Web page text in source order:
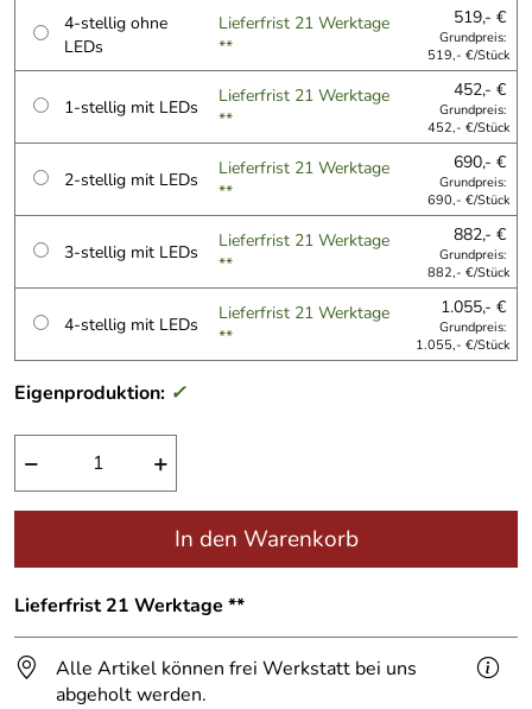
4-stellig ohne
LEDs
Lieferfrist 21 Werktage
**
519,- €
Grundpreis:
519,- €/Stück
1-stellig mit LEDs
Lieferfrist 21 Werktage
**
452,- €
Grundpreis:
452,- €/Stück
2-stellig mit LEDs
Lieferfrist 21 Werktage
**
690,- €
Grundpreis:
690,- €/Stück
3-stellig mit LEDs
Lieferfrist 21 Werktage
**
882,- €
Grundpreis:
882,- €/Stück
4-stellig mit LEDs
Lieferfrist 21 Werktage
**
1.055,- €
Grundpreis:
1.055,- €/Stück
Eigenproduktion: ✓
− +
In den Warenkorb
Lieferfrist 21 Werktage **
Alle Artikel können frei Werkstatt bei uns
abgeholt werden.